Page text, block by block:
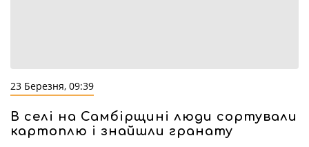
23 Березня, 09:39
В селі на Самбірщині люди сортували
картоплю і знайшли гранату